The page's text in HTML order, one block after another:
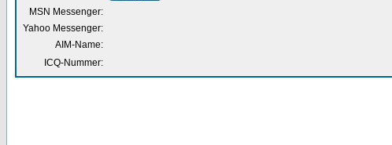
MSN Messenger:
Yahoo Messenger:
AIM-Name:
ICQ-Nummer: